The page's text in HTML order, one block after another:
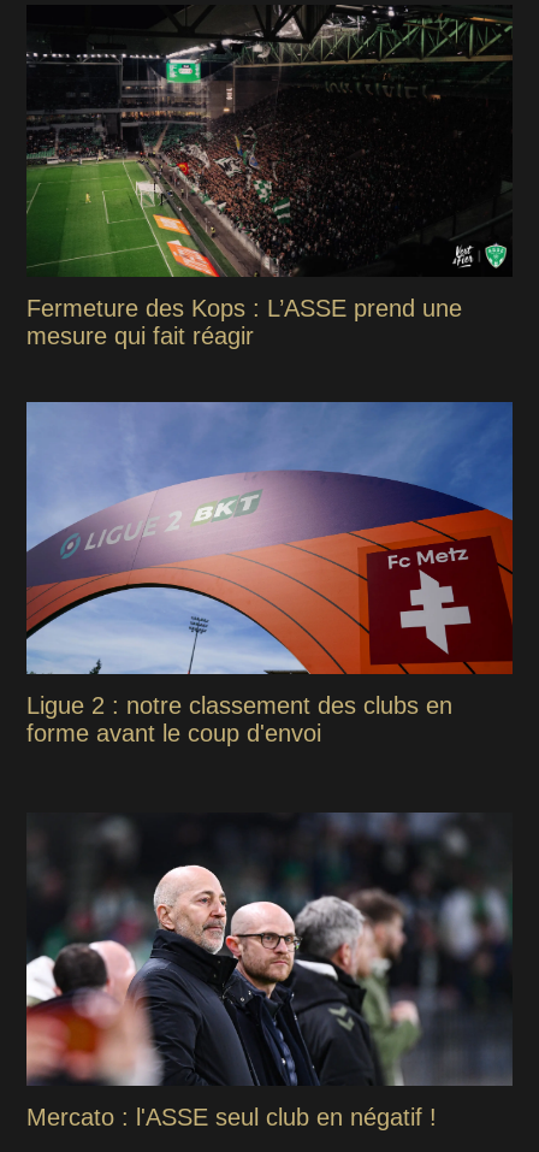
Fermeture des Kops : L’ASSE prend une
mesure qui fait réagir
Ligue 2 : notre classement des clubs en
forme avant le coup d'envoi
Mercato : l'ASSE seul club en négatif !